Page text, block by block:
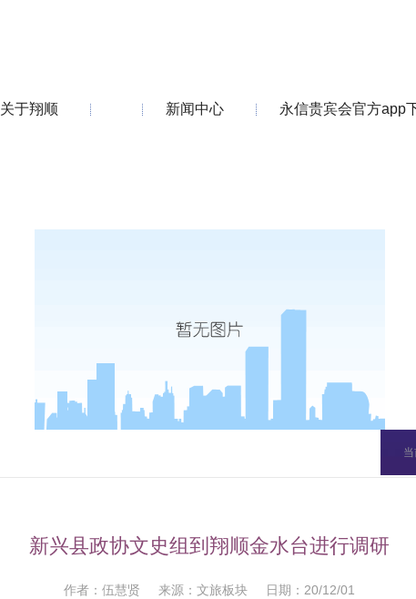
关于翔顺 新闻中心 永信贵宾会官方app
当
新兴县政协文史组到翔顺金水台进行调研
作者：伍慧贤 来源：文旅板块 日期：20/12/01